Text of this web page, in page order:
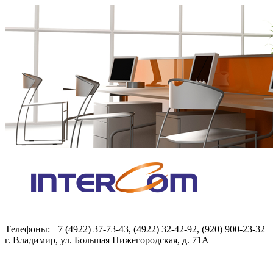
Tелефоны: +7 (4922) 37-73-43, (4922) 32-42-92, (920) 900-23-32
г. Владимир, ул. Большая Нижегородская, д. 71А